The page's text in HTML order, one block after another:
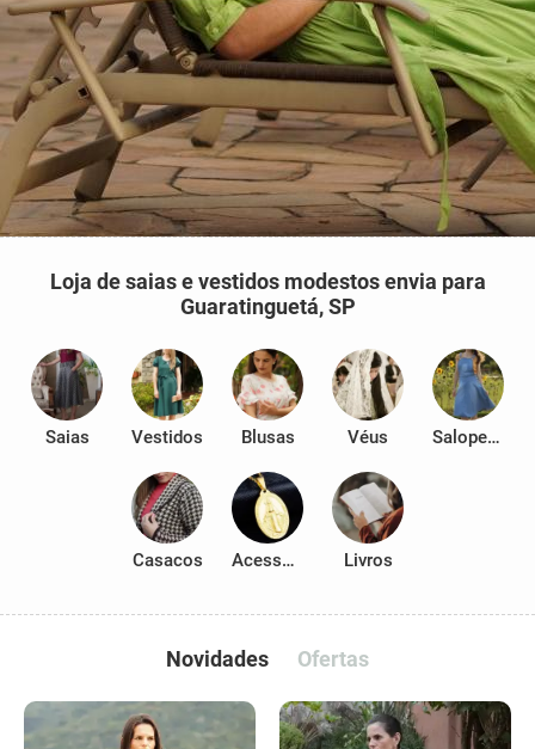
Loja de saias e vestidos modestos envia para
Guaratinguetá, SP
Saias Vestidos Blusas Véus Salopetes
Casacos Acessórios Livros
Novidades Ofertas